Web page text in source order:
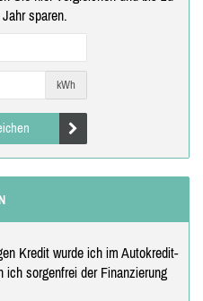
sparen.
kWh
Kredit wurde ich im Autokredit-
ich sorgenfrei der Finanzierung